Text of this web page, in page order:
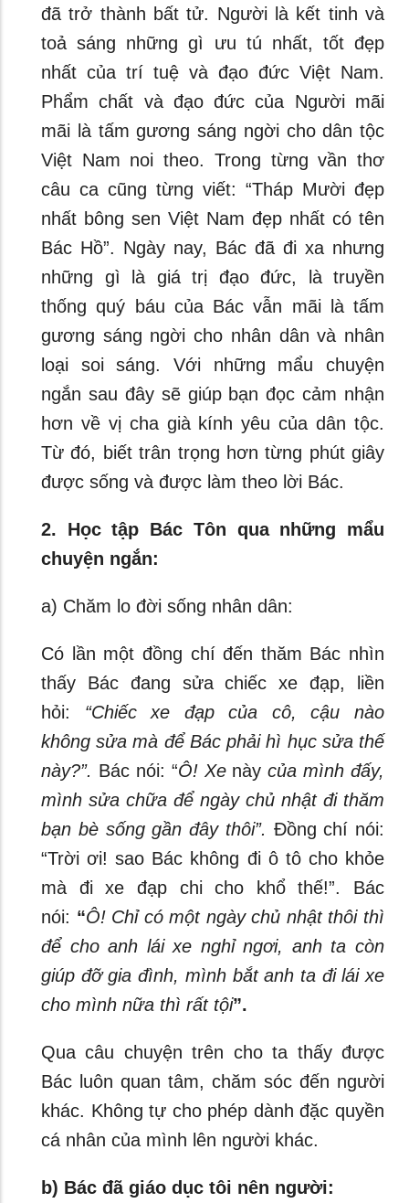
đã trở thành bất tử. Người là kết tinh và
toả sáng những gì ưu tú nhất, tốt đẹp
nhất của trí tuệ và đạo đức Việt Nam.
Phẩm chất và đạo đức của Người mãi
mãi là tấm gương sáng ngời cho dân tộc
Việt Nam noi theo. Trong từng vần thơ
câu ca cũng từng viết: “Tháp Mười đẹp
nhất bông sen Việt Nam đẹp nhất có tên
Bác Hồ”. Ngày nay, Bác đã đi xa nhưng
những gì là giá trị đạo đức, là truyền
thống quý báu của Bác vẫn mãi là tấm
gương sáng ngời cho nhân dân và nhân
loại soi sáng. Với những mẩu chuyện
ngắn sau đây sẽ giúp bạn đọc cảm nhận
hơn về vị cha già kính yêu của dân tộc.
Từ đó, biết trân trọng hơn từng phút giây
được sống và được làm theo lời Bác.
2. Học tập Bác Tôn qua những mẩu
chuyện ngắn:
a) Chăm lo đời sống nhân dân:
Có lần một đồng chí đến thăm Bác nhìn
thấy Bác đang sửa chiếc xe đạp, liền
hỏi: “Chiếc xe đạp của cô, cậu nào
không sửa mà để Bác phải hì hục sửa thế
này?”. Bác nói: “Ô! Xenàycủa mình đấy,
mình sửa chữa để ngày chủ nhật đi thăm
bạn bè sống gần đây thôi”. Đồng chí nói:
“Trời ơi! sao Bác không đi ô tô cho khỏe
mà đi xe đạp chi cho khổ thế!”. Bác
nói: “Ô! Chỉ có một ngày chủ nhật thôi thì
để cho anh lái xe nghỉ ngơi, anh ta còn
giúp đỡ gia đình, mình bắt anh ta đi lái xe
cho mình nữa thì rất tội”.
Qua câu chuyện trên cho ta thấy được
Bác luôn quan tâm, chăm sóc đến người
khác. Không tự cho phép dành đặc quyền
cá nhân của mình lên người khác.
b) Bác đã giáo dục tôi nên người: